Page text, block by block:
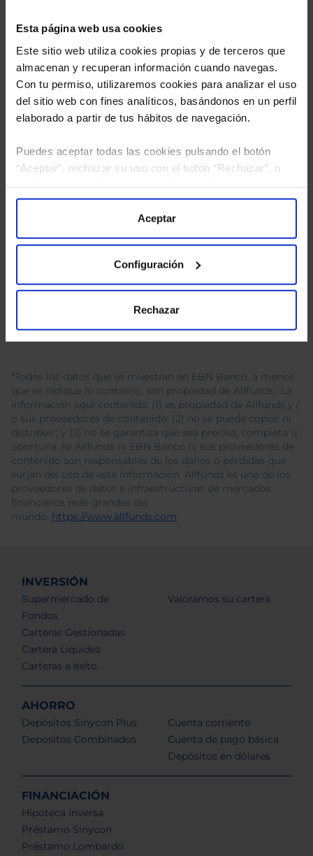
Esta página web usa cookies
Este sitio web utiliza cookies propias y de terceros que
almacenan y recuperan información cuando navegas.
Con tu permiso, utilizaremos cookies para analizar el uso
del sitio web con fines analíticos, basándonos en un perfil
elaborado a partir de tus hábitos de navegación.
Puedes aceptar todas las cookies pulsando el botón
“Aceptar”, rechazar su uso con el botón “Rechazar”, o
“Configuración”. Consulta nuestraPolítica
para más información.
Aceptar
Configuración
Rechazar
tratamiento de mis datos personales.
*Todos los datos que se muestran en EBN Banco, a menos
que se indique lo contrario, son propiedad de Allfunds . La
información aquí contenida: (1) es propiedad de Allfunds y /
o sus proveedores de contenido; (2) no se puede copiar ni
distribuir; y (3) no se garantiza que sea precisa, completa u
oportuna. Ni Allfunds ni EBN Banco ni sus proveedores de
contenido son responsables de los daños o pérdidas que
surjan del uso de esta información. Allfunds es uno de los
proveedores de datos e infraestructuras de mercados
financieros más grandes del
mundo. https://www.allfunds.com.
INVERSIÓN
Supermercado de
Fondos
Carteras Gestionadas
Cartera Liquidez
Carteras a éxito
Valoramos su cartera
AHORRO
Depósitos Sinycon Plus
Depósitos Combinados
Cuenta corriente
Cuenta de pago básica
Depósitos en dólares
FINANCIACIÓN
Hipoteca Inversa
Préstamo Sinycon
Préstamo Lombardo